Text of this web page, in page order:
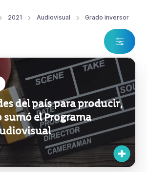
2021 Audiovisual Grado inversor
del país para producir,
sumó el Programa